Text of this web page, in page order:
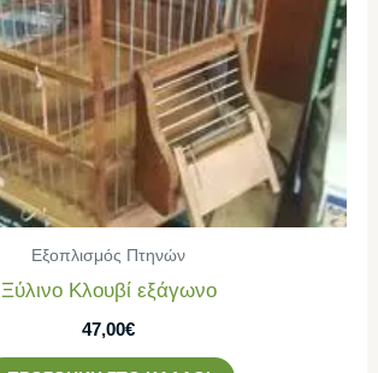
Εξοπλισμός Πτηνών
Ξύλινο Κλουβί εξάγωνο
47,00€